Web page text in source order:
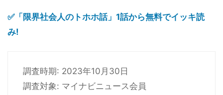
✅「限界社会人のトホホ話」1話から無料でイッキ読
み!
調査時期: 2023年10月30日
調査対象: マイナビニュース会員